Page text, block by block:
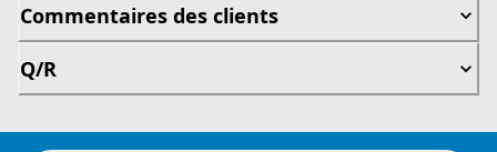
Commentaires des clients
Q/R